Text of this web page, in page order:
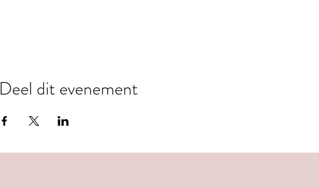
Deel dit evenement